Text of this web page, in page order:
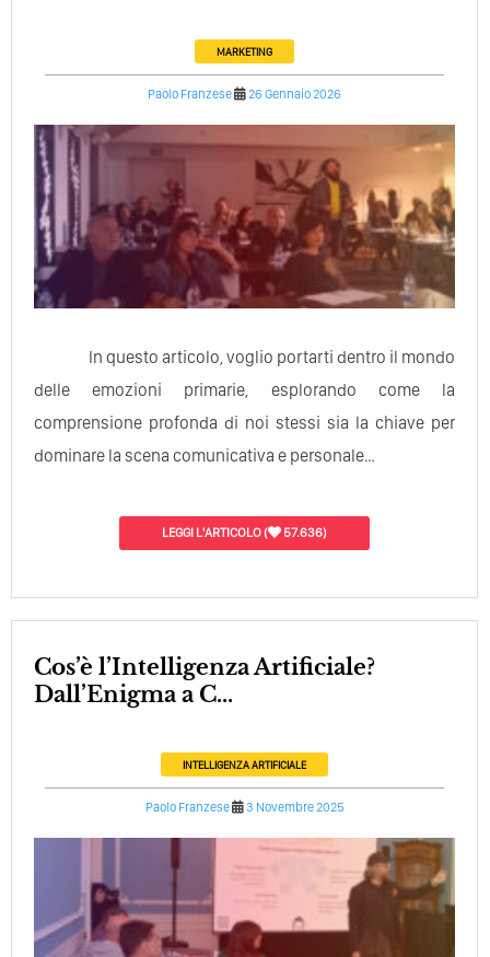
MARKETING
Paolo Franzese 26 Gennaio 2026
In questo articolo, voglio portarti dentro il mondo
delle emozioni primarie, esplorando come la
comprensione profonda di noi stessi sia la chiave per
dominare la scena comunicativa e personale…
LEGGI L'ARTICOLO( 57.636)
Cos’è l’Intelligenza Artificiale?
Dall’Enigma a C...
INTELLIGENZA ARTIFICIALE
Paolo Franzese 3 Novembre 2025